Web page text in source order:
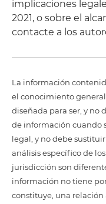
implicaciones
2021, o sobre el
contacte a los
La información
el conocimiento general
diseñada para ser, y no
de información cuando
legal, y no debe
análisis específico de
jurisdicción son
información no tiene
constituye, una